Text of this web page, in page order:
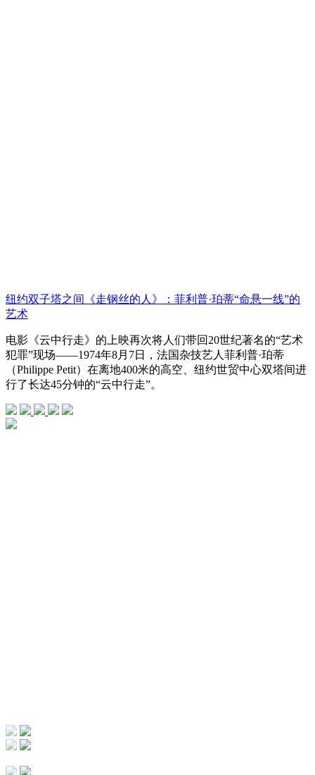
纽约双子塔之间《走钢丝的人》：菲利普·珀蒂“命悬一线”的
艺术
电影《云中行走》的上映再次将人们带回20世纪著名的“艺术
犯罪”现场——1974年8月7日，法国杂技艺人菲利普·珀蒂
（Philippe Petit）在离地400米的高空、纽约世贸中心双塔间进
行了长达45分钟的“云中行走”。